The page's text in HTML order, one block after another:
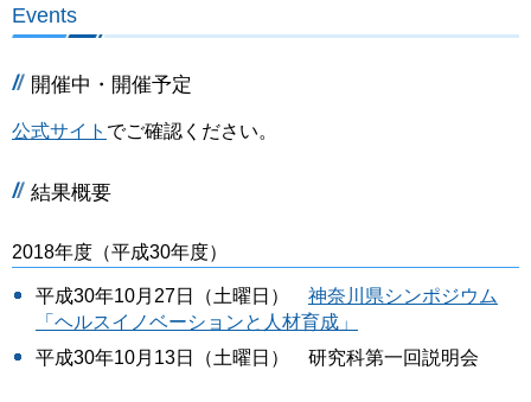
Events
開催中・開催予定
公式サイト でご確認ください。
結果概要
2018年度（平成30年度）
平成30年10月27日（土曜日） 神奈川県シンポジウム
「ヘルスイノベーションと人材育成」
平成30年10月13日（土曜日） 研究科第一回説明会